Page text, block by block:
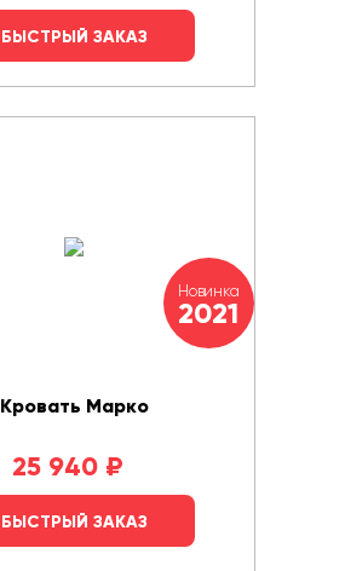
БЫСТРЫЙ ЗАКАЗ
Новинка
2021
Кровать Марко
25 940 ₽
БЫСТРЫЙ ЗАКАЗ